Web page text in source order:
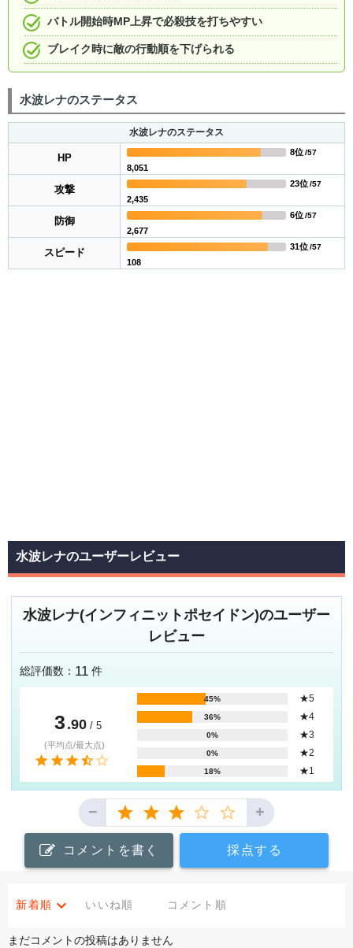
バトル開始時MP上昇で必殺技を打ちやすい
ブレイク時に敵の行動順を下げられる
水波レナのステータス
水波レナのステータス
HP
8,051
8位/57
攻撃
2,435
23位/57
防御
2,677
6位/57
スピード
108
31位/57
水波レナのユーザーレビュー
水波レナ(インフィニットポセイドン)のユーザー
レビュー
総評価数： 11 件
3 .90/ 5
(平均点/最大点)
45% ★5
36% ★4
0% ★3
0% ★2
18% ★1
− +
コメントを書く 採点する
新着順 いいね順 コメント順
まだコメントの投稿はありません